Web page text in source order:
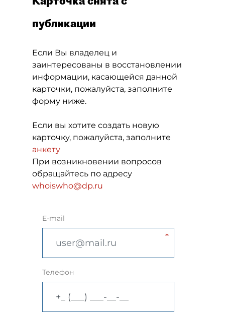
публикации
Если Вы владелец и
заинтересованы в восстановлении
информации, касающейся данной
карточки, пожалуйста, заполните
форму ниже.
Если вы хотите создать новую
карточку, пожалуйста, заполните
анкету
При возникновении вопросов
обращайтесь по адресу
whoiswho@dp.ru
E-mail
Телефон